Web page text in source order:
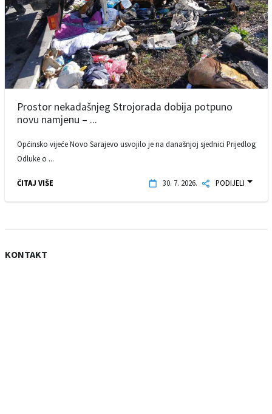
Prostor nekadašnjeg Strojorada dobija potpuno
novu namjenu – ...
Općinsko vijeće Novo Sarajevo usvojilo je na današnjoj sjednici Prijedlog
Odluke o ...
ČITAJ VIŠE 30. 7. 2026. PODIJELI
KONTAKT